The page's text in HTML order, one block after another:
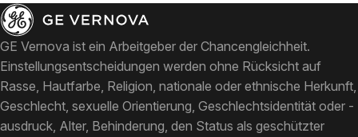
GE Vernova ist ein Arbeitgeber der Chancengleichheit.
Einstellungsentscheidungen werden ohne Rücksicht auf
Rasse, Hautfarbe, Religion, nationale oder ethnische Herkunft,
Geschlecht, sexuelle Orientierung, Geschlechtsidentität oder -
ausdruck, Alter, Behinderung, den Status als geschützter